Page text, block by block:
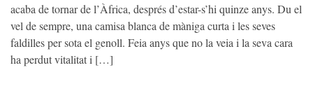
acaba de tornar de l’Àfrica, després d’estar-s’hi quinze anys. Du el
vel de sempre, una camisa blanca de màniga curta i les seves
faldilles per sota el genoll. Feia anys que no la veia i la seva cara
ha perdut vitalitat i […]